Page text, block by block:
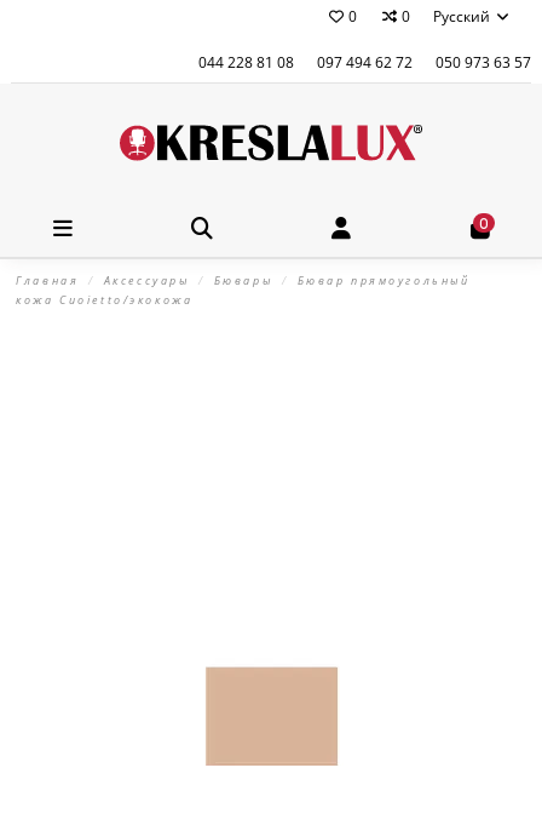
0 0 Русский
044 228 81 08 097 494 62 72 050 973 63 57
0
Главная Аксессуары Бювары
Бювар прямоугольный
кожа Cuoietto/экокожа